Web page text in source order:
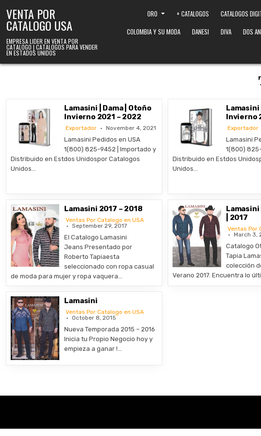
VENTA POR
CATALOGO USA
EMPRESA LIDER EN VENTA POR
CATALOGO | CATALOGOS PARA VENDER
EN ESTADOS UNIDOS
ORO + CATALOGOS CATALOGOS
COLOMBIA Y SU MODA
DANESI DIVA DOS
Lamasini | Dama | Otoño
Invierno 2021 – 2022
Exportador November 4, 2021
Lamasini Pedidos en USA
1(800) 825-9452 | Importado y
Distribuido en Estdos Unidospor Catalogos
Unidos…
Lamasini
Invierno
Exportador
Lamasini
1(800)
Distribuido en Estdos
Unidos…
Lamasini 2017 – 2018
Ventas Por Catalogo en USA
September 29, 2017
El Catalogo Lamasini
Jeans Presentado por
Roberto Tapiaesta
seleccionado con ropa casual
de moda para mujer y ropa vaquera…
Lamasini
| 2017
Ventas Por
March 3,
Catalogo
Tapia
colección
Verano 2017. Encuentra lo
Lamasini
Ventas Por Catalogo en USA
October 8, 2015
Nueva Temporada 2015 – 2016
Inicia tu Propio Negocio hoy y
empieza a ganar !…